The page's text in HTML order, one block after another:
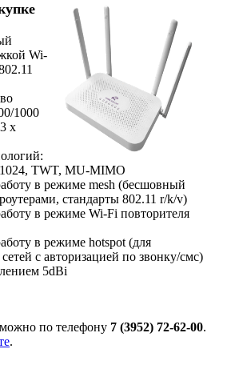
Wi-
1000
x
TWT, MU-MIMO
в режиме mesh (бесшовный
стандарты 802.11 r/k/v)
в режиме Wi-Fi повторителя
в режиме hotspot (для
с авторизацией по звонку/смс)
5dBi
можно по телефону 7 (3952) 72-62-00.
.